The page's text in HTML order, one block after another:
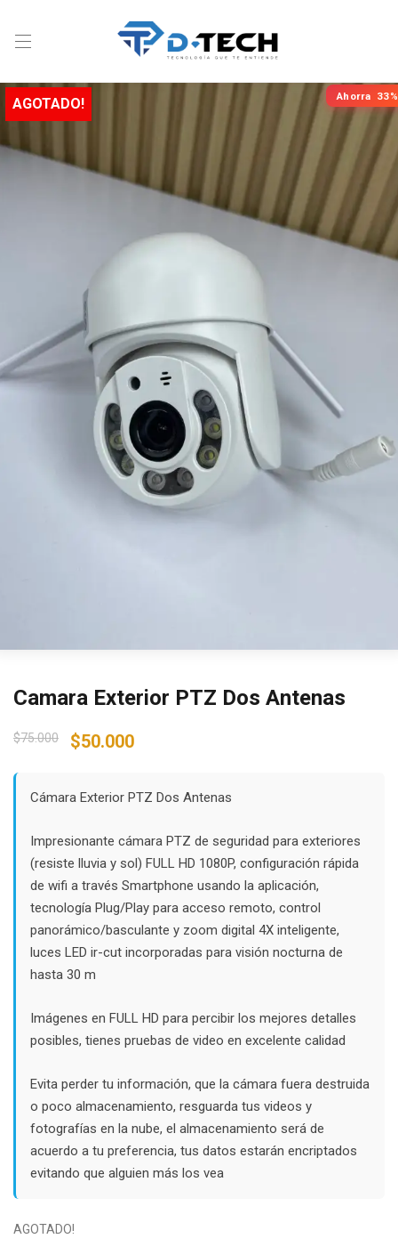
Ahorra 33%
AGOTADO!
Camara Exterior PTZ Dos Antenas
$75.000
Original
$75.000.
$50.000Current
$50.000.
Cámara Exterior PTZ Dos Antenas
Impresionante cámara PTZ de seguridad para exteriores
(resiste lluvia y sol) FULL HD 1080P, configuración rápida
de wifi a través Smartphone usando la aplicación,
tecnología Plug/Play para acceso remoto, control
panorámico/basculante y zoom digital 4X inteligente,
luces LED ir-cut incorporadas para visión nocturna de
hasta 30 m
Imágenes en FULL HD para percibir los mejores detalles
posibles, tienes pruebas de video en excelente calidad
Evita perder tu información, que la cámara fuera destruida
o poco almacenamiento, resguarda tus videos y
fotografías en la nube, el almacenamiento será de
acuerdo a tu preferencia, tus datos estarán encriptados
evitando que alguien más los vea
AGOTADO!